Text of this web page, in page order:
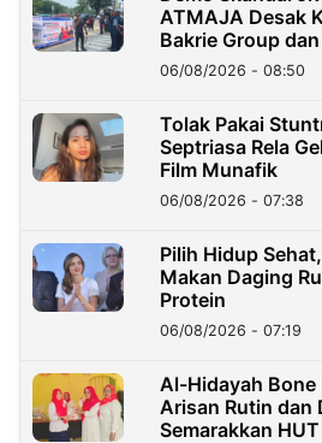
ATMAJA Desak
Bakrie Group
06/08/2026 - 08:50
Tolak Pakai
Septriasa Rela
Film Munafik
06/08/2026 - 07:38
Pilih Hidup
Makan Daging
Protein
06/08/2026 - 07:19
Al-Hidayah Bone
Arisan Rutin dan
Semarakkan HUT